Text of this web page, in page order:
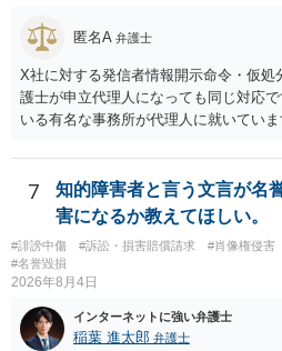
等は別として、一般的なレイアウトや
材を希望に沿って配置した部分には、
いと考えられます。仮に具体的な画面
ても、その権利は当該部分に限られ、
実績として掲載する権限まで当然に生
の同意があれば別です。また、単に制
り、公開中のサイトへリンクしたりす
は限りません。 人物写真については、
様、掲載目的、態様、必要性、本人の
す。営業目的であり、本人も掲載を拒否
める方向の事情となりますが、自動的に
りません。 まず、見積書、メール、チ
を確認したうえで、「提供素材及びこ
を許諾しない」と書面で明確に通知する
匿名A 弁護士
X社に対する発信者情報開示命令・仮
護士が申立代理人になっても同じ対応
いる有名な事務所が代理人に就いてい
7
知的障害者と言う文言が名
害になるか教えてほしい。
#誹謗中傷 #訴訟・損害賠償請求 #肖像権侵害
#名誉毀損
2026年8月4日
インターネットに強い弁護士
稲葉 進太郎 弁護士